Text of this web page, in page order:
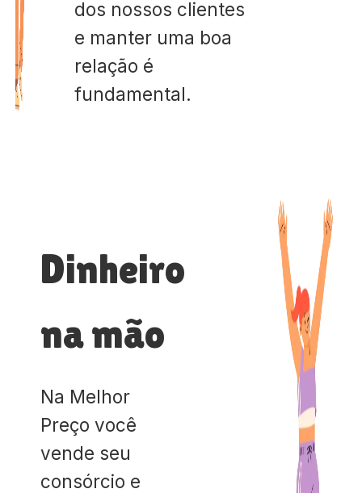
dos nossos clientes
e manter uma boa
relação é
fundamental.
Dinheiro
na mão
Na Melhor
Preço você
vende seu
consórcio e